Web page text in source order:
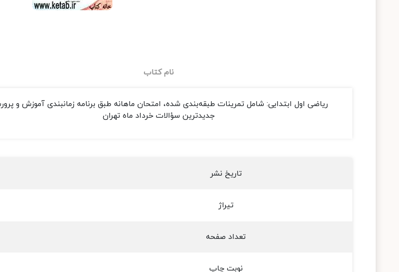
نام کتاب
ریاضی اول ابتدایی: شامل تمرینات طبقه‌بندی شده، امتحان ماهانه طبق برنامه زمانبندی آموزش و
جدیدترین سؤالات خرداد ماه تهران
تاریخ نشر
تیراژ
تعداد صفحه
نوبت چاپ